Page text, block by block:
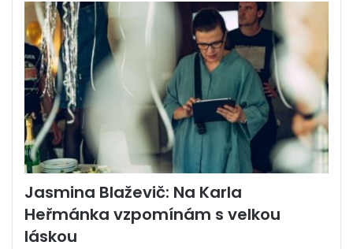
Jasmina Blaževič: Na Karla
Heřmánka vzpomínám s velkou
láskou